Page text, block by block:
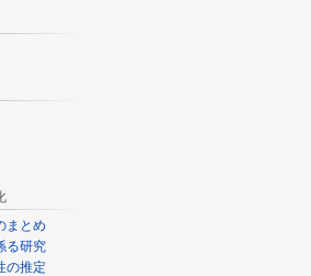
まとめ
る研究
の推定